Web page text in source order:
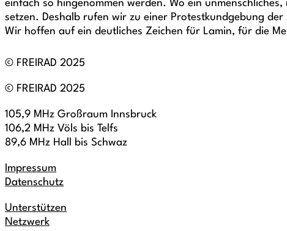
einfach so hingenommen werden. Wo ein
setzen. Deshalb rufen wir zu einer Protestkundgebung
Wir hoffen auf ein deutliches Zeichen für Lamin, für die
© FREIRAD 2025
© FREIRAD 2025
105,9 MHz Großraum Innsbruck
106,2 MHz Völs bis Telfs
89,6 MHz Hall bis Schwaz
Impressum
Datenschutz
Unterstützen
Netzwerk